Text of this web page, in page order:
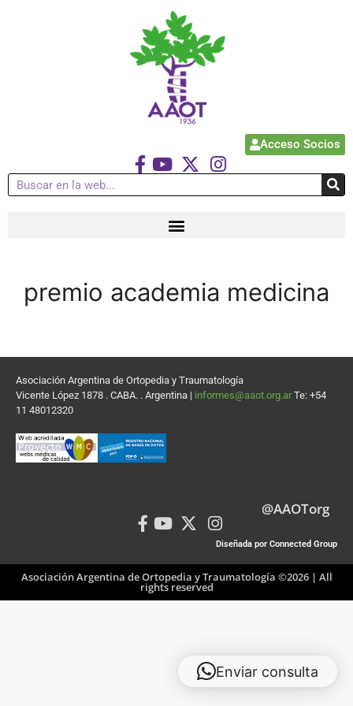
Acceso Socios
premio academia medicina
Asociación Argentina de Ortopedia y Traumatología
Vicente López 1878 . CABA. . Argentina | informes@aaot.org.ar Te: +54
11 48012320
@AAOTorg
Diseñada por Connected Group
Asociación Argentina de Ortopedia y Traumatología ©2026 | All
rights reserved
Enviar consulta